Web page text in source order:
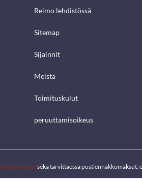
Reimo lehdistössä
Sitemap
Sijainnit
Meistä
Toimituskulut
peruuttamisoikeus
toimituskulutsekä tarvittaessa postiennakkomaksut,